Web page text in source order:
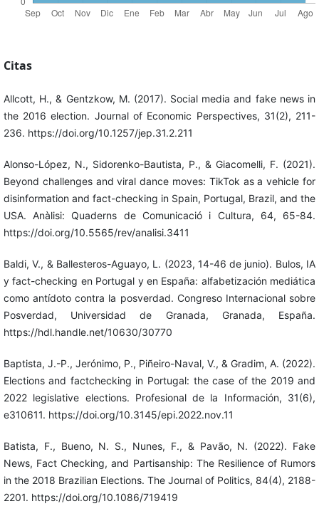
Citas
Allcott, H., & Gentzkow, M. (2017). Social media and fake news in
the 2016 election. Journal of Economic Perspectives, 31(2), 211-
236. https://doi.org/10.1257/jep.31.2.211
Alonso-López, N., Sidorenko-Bautista, P., & Giacomelli, F. (2021).
Beyond challenges and viral dance moves: TikTok as a vehicle for
disinformation and fact-checking in Spain, Portugal, Brazil, and the
USA. Anàlisi: Quaderns de Comunicació i Cultura, 64, 65-84.
https://doi.org/10.5565/rev/analisi.3411
Baldi, V., & Ballesteros-Aguayo, L. (2023, 14-46 de junio). Bulos, IA
y fact-checking en Portugal y en España: alfabetización mediática
como antídoto contra la posverdad. Congreso Internacional sobre
Posverdad, Universidad de Granada, Granada, España.
https://hdl.handle.net/10630/30770
Baptista, J.-P., Jerónimo, P., Piñeiro-Naval, V., & Gradim, A. (2022).
Elections and factchecking in Portugal: the case of the 2019 and
2022 legislative elections. Profesional de la Información, 31(6),
e310611. https://doi.org/10.3145/epi.2022.nov.11
Batista, F., Bueno, N. S., Nunes, F., & Pavão, N. (2022). Fake
News, Fact Checking, and Partisanship: The Resilience of Rumors
in the 2018 Brazilian Elections. The Journal of Politics, 84(4), 2188-
2201. https://doi.org/10.1086/719419